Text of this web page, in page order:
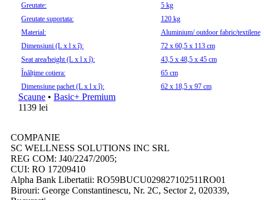
Greutate:
5 kg
Greutate suportata:
120 kg
Material:
Aluminium/ outdoor fabric/textilene
Dimensiuni (L x l x î):
72 x 60,5 x 113 cm
Seat area/height (L x l x î):
43,5 x 48,5 x 45 cm
Înălțime cotiera:
65 cm
Dimensiune pachet (L x l x î):
62 x 18,5 x 97 cm
Scaune • Basic+ Premium
1139 lei
COMPANIE
SC WELLNESS SOLUTIONS INC SRL
REG COM: J40/2247/2005;
CUI: RO 17209410
Alpha Bank Libertatii: RO59BUCU029827102511RO01
Birouri: George Constantinescu, Nr. 2C, Sector 2, 020339,